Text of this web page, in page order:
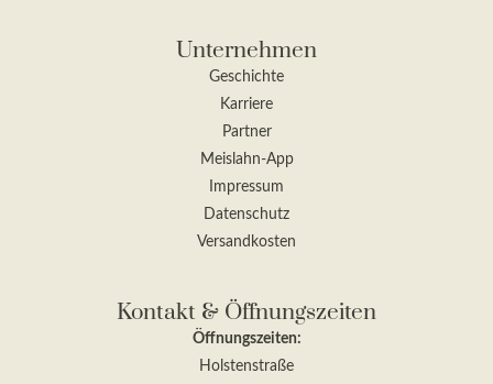
Unternehmen
Geschichte
Karriere
Partner
Meislahn-App
Impressum
Datenschutz
Versandkosten
Kontakt & Öffnungszeiten
Öffnungszeiten:
Holstenstraße